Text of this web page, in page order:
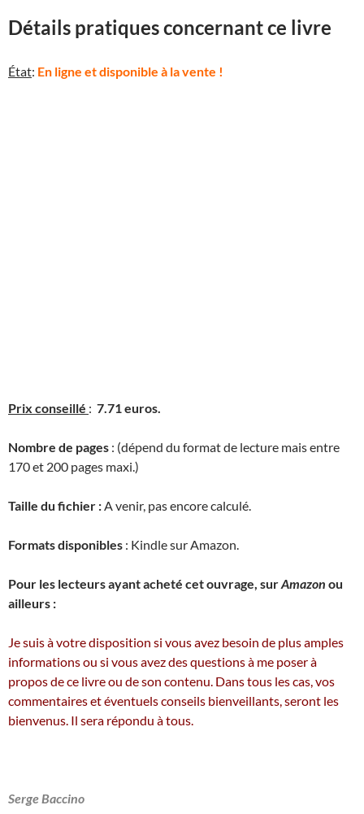
Détails pratiques concernant ce livre
État: En ligne et disponible à la vente !
Prix conseillé : 7.71 euros.
Nombre de pages : (dépend du format de lecture mais entre
170 et 200 pages maxi.)
Taille du fichier : A venir, pas encore calculé.
Formats disponibles : Kindle sur Amazon.
Pour les lecteurs ayant acheté cet ouvrage, surAmazon ou
ailleurs :
Je suis à votre disposition si vous avez besoin de plus amples
informations ou si vous avez des questions à me poser à
propos de ce livre ou de son contenu. Dans tous les cas, vos
commentaires et éventuels conseils bienveillants, seront les
bienvenus. Il sera répondu à tous.
Serge Baccino